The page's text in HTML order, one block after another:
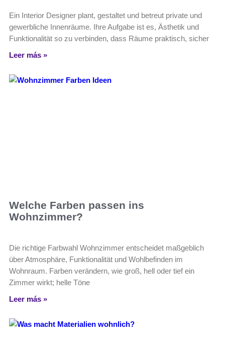
Ein Interior Designer plant, gestaltet und betreut private und
gewerbliche Innenräume. Ihre Aufgabe ist es, Ästhetik und
Funktionalität so zu verbinden, dass Räume praktisch, sicher
Leer más »
Welche Farben passen ins
Wohnzimmer?
Die richtige Farbwahl Wohnzimmer entscheidet maßgeblich
über Atmosphäre, Funktionalität und Wohlbefinden im
Wohnraum. Farben verändern, wie groß, hell oder tief ein
Zimmer wirkt; helle Töne
Leer más »